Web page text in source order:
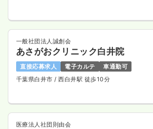
一般社団法人誠創会
あさがおクリニック白井院
直接応募求人 電子カルテ
車通勤可
千葉県白井市 / 西白井駅 徒歩10分
医療法人社団則由会